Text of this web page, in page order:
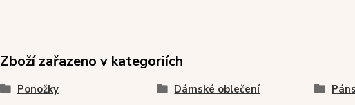
Zboží zařazeno v kategoriích
Ponožky Dámské oblečení